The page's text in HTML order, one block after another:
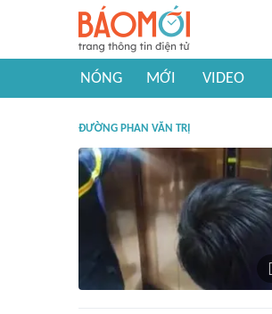
NÓNG MỚI VIDEO
ĐƯỜNG PHAN VĂN TRỊ